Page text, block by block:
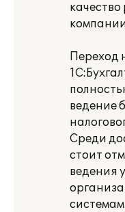
Переход
ведение
Среди
стоит
ведения